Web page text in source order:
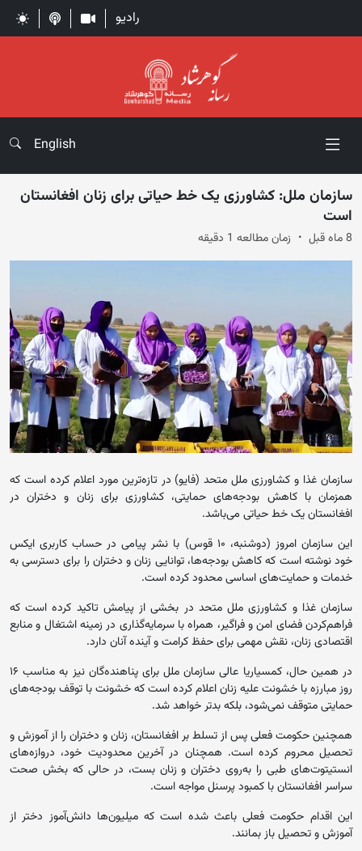
رادیو
English
سازمان ملل: کشاورزی یک خط حیاتی برای زنان افغانستان
است
8 ماه قبل زمان مطالعه 1 دقیقه
سازمان غذا و کشاورزی ملل متحد (فایو) در تازه‌ترین مورد اعلام کرده است که
همزمان با کاهش بودجه‌های حمایتی، کشاورزی برای زنان و دختران در
افغانستان یک خط حیاتی می‌باشد.
این سازمان امروز (دوشنبه، ۱۰ قوس) با نشر پیامی در حساب کاربری ایکس
خود نوشته است که کاهش بودجه‌ها، توانایی زنان و دختران را برای دسترسی به
خدمات و حمایت‌های اساسی محدود کرده است.
سازمان غذا و کشاورزی ملل متحد در بخشی از پیامش تاکید کرده است که
فراهم‌کردن فضای امن و فراگیر، همراه با سرمایه‌گذاری در زمینه اشتغال و منابع
اقتصادی زنان، نقش مهمی برای حفظ کرامت و آینده آنان دارد.
در همین‌ حال، کمسیاریا عالی سازمان ملل برای پناهنده‌گان نیز به مناسب ۱۶
روز مبارزه با خشونت علیه زنان اعلام کرده است که خشونت با توقف بودجه‌های
حمایتی متوقف نمی‌شود، بلکه بدتر خواهد شد.
همچنین حکومت فعلی پس از تسلط بر افغانستان، زنان و دختران را از آموزش و
‏تحصیل محروم کرده است. همچنان در آخرین محدودیت خود، ‏دروازه‌های
انستیتوت‌های طبی را به‌روی دختران و زنان بست، در حالی که ‏بخش صحت
سراسر افغانستان با کمبود پرسنل مواجه است.‏
این اقدام حکومت فعلی باعث شده است که میلیون‌ها دانش‌آموز دختر از
آموزش و تحصیل باز بمانند.